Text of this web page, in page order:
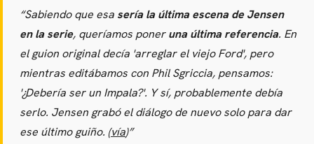
“Sabiendo que esa sería la última escena de Jensen
en la serie, queríamos poneruna última referencia. En
el guion original decía 'arreglar el viejo Ford', pero
mientras editábamos con Phil Sgriccia, pensamos:
'¿Debería ser un Impala?'. Y sí, probablemente debía
serlo. Jensen grabó el diálogo de nuevo solo para dar
ese último guiño. (vía)”